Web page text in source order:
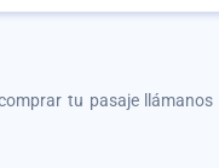
tu pasaje